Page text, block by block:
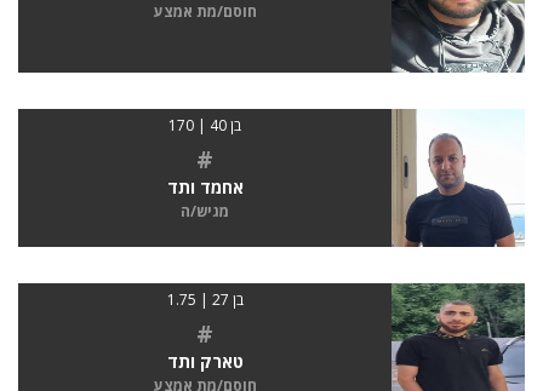
חוסם/מת אמצע
בן 40 | 170
#
אחמד ותד
מגיש/ה
בן 27 | 1.75
#
טארק ותד
חוסם/מת אמצע